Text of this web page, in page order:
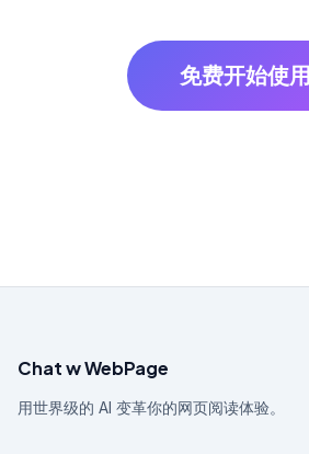
免费开始使用
Chat w WebPage
用世界级的 AI 变革你的网页阅读体验。